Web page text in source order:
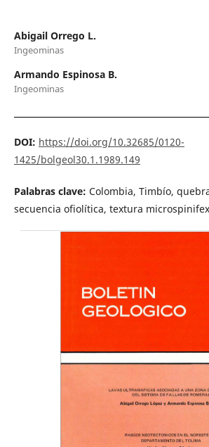
Abigail Orrego L.
Ingeominas
Armando Espinosa B.
Ingeominas
DOI: https://doi.org/10.32685/0120-
1425/bolgeol30.1.1989.149
Palabras clave: Colombia, Timbío,
secuencia ofiolítica, textura